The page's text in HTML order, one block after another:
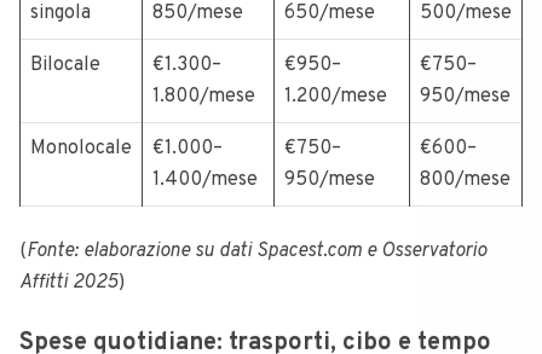
singola
850/mese
650/mese
500/mese
Bilocale
€1.300–
1.800/mese
€950–
1.200/mese
€750–
950/mese
Monolocale
€1.000–
1.400/mese
€750–
950/mese
€600–
800/mese
(Fonte: elaborazione su dati Spacest.com e Osservatorio
Affitti 2025)
Spese quotidiane: trasporti, cibo e tempo